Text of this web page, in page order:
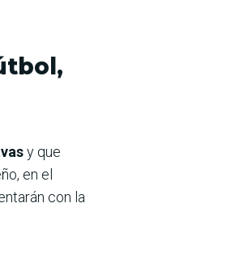
y que
en el
con la